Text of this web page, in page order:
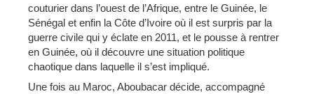
couturier dans l’ouest de l’Afrique, entre le Guinée, le
Sénégal et enfin la Côte d’Ivoire où il est surpris par la
guerre civile qui y éclate en 2011, et le pousse à rentrer
en Guinée, où il découvre une situation politique
chaotique dans laquelle il s’est impliqué.
Une fois au Maroc, Aboubacar décide, accompagné